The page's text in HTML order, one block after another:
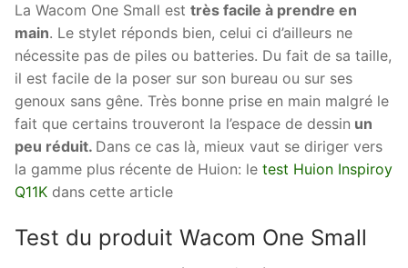
La Wacom One Small est très facile à prendre en
main. Le stylet réponds bien, celui ci d’ailleurs ne
nécessite pas de piles ou batteries. Du fait de sa taille,
il est facile de la poser sur son bureau ou sur ses
genoux sans gêne. Très bonne prise en main malgré le
fait que certains trouveront la l’espace de dessin un
peu réduit. Dans ce cas là, mieux vaut se diriger vers
la gamme plus récente de Huion: le test Huion Inspiroy
Q11K dans cette article
Test du produit Wacom One Small